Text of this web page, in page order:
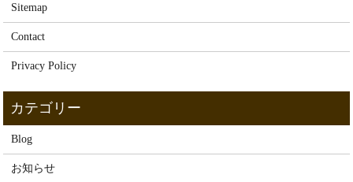
Sitemap
Contact
Privacy Policy
Blog
お知らせ